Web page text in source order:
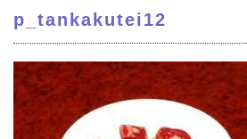
p_tankakutei12